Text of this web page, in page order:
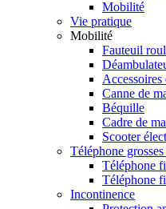
Mobilité
Vie pratique
Mobilité
Fauteuil
Canne de
Béquille
Cadre de
Scooter
Téléphone
Téléphone
Téléphone
Incontinence